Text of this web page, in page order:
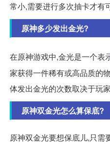
常小,需要进行多次抽卡才有
原神多少发出金光?
在原神游戏中,金光是一个表
家获得一件稀有或高品质的
体发出金光的次数取决于玩
原神双金光怎么算保底?
原神双金光要想保底儿,只需